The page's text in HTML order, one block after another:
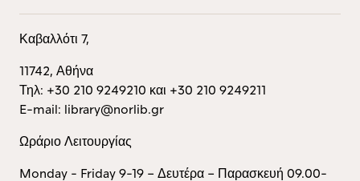
Καβαλλότι 7,
11742, Αθήνα
Τηλ: +30 210 9249210 και +30 210 9249211
E-mail: library@norlib.gr
Ωράριο Λειτουργίας
Monday - Friday 9-19 – Δευτέρα – Παρασκευή 09.00-